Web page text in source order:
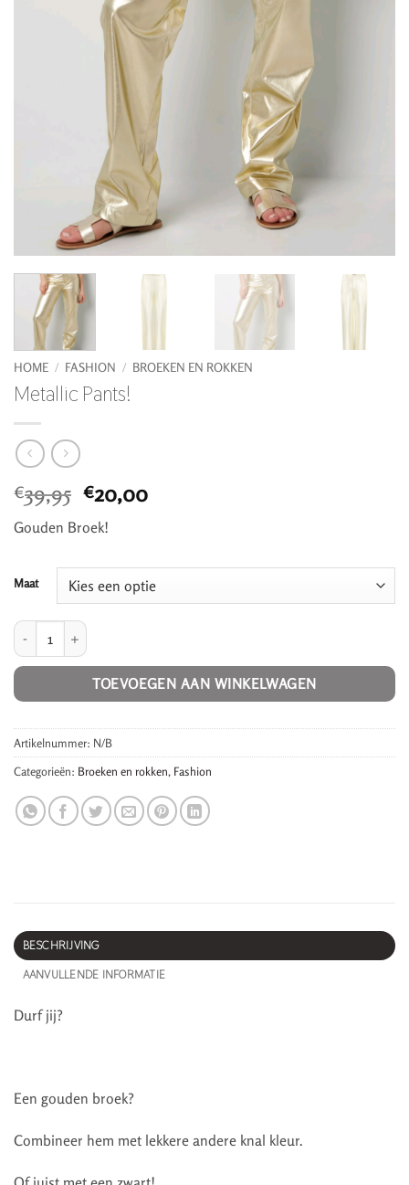
HOME / FASHION / BROEKEN EN ROKKEN
Metallic Pants!
€39,95 Oorspronkelijke
prijs
was:
€20,00Huidige
Gouden Broek!
Maat
Metallic Pants! aantal
TOEVOEGEN AAN WINKELWAGEN
Artikelnummer: N/B
Categorieën: Broeken en rokken, Fashion
BESCHRIJVING
AANVULLENDE INFORMATIE
Durf jij?
Een gouden broek?
Combineer hem met lekkere andere knal kleur.